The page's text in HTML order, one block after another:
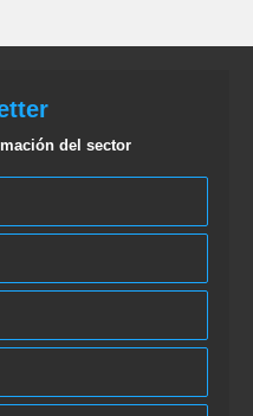
del sector